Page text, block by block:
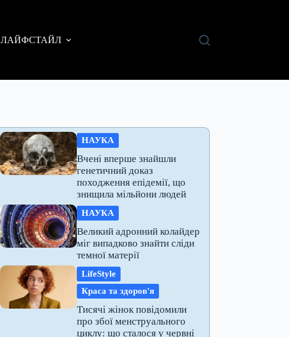
ЛАЙФСТАЙЛ
НАУКА
Вчені вперше знайшли
генетичний доказ
походження епідемії, що
знищила мільйони людей
НАУКА
Великий адронний колайдер
міг випадково знайти сліди
темної матерії
LifeStyle
Краса та здоров'я
Тисячі жінок повідомили
про збої менструального
циклу: що сталося у червні